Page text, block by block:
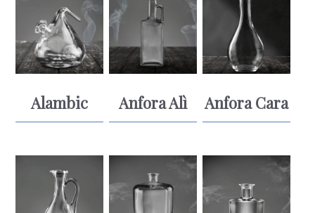
Alambic Anfora Alì Anfora Cara